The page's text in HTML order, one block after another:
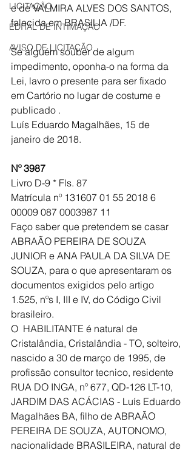
LICITAÇÃO
EDITAL DE INTIMAÇÃO
AVISO DE LICITAÇÃO
e de VALMIRA ALVES DOS SANTOS,
falecida em BRASILIA /DF.
Se alguém souber de algum
impedimento, oponha-o na forma da
Lei, lavro o presente para ser fixado
em Cartório no lugar de costume e
publicado .
Luís Eduardo Magalhães, 15 de
janeiro de 2018.
Nº 3987
Livro D-9 * Fls. 87
Matrícula nº 131607 01 55 2018 6
00009 087 0003987 11
Faço saber que pretendem se casar
ABRAÃO PEREIRA DE SOUZA
JUNIOR e ANA PAULA DA SILVA DE
SOUZA, para o que apresentaram os
documentos exigidos pelo artigo
1.525, nºs I, III e IV, do Código Civil
brasileiro.
O  HABILITANTE é natural de
Cristalândia, Cristalândia - TO, solteiro,
nascido a 30 de março de 1995, de
profissão consultor tecnico, residente
RUA DO INGA, nº 677, QD-126 LT-10,
JARDIM DAS ACÁCIAS - Luís Eduardo
Magalhães BA, filho de ABRAÃO
PEREIRA DE SOUZA, AUTONOMO,
nacionalidade BRASILEIRA, natural de